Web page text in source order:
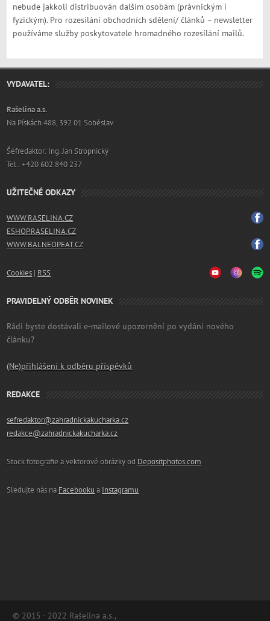
nebude jakkoli distribuován dalším osobám (právnickým i
fyzickým). Pro rozesílání obchodních sdělení/ článků – newsletter
používáme služby poskytovatele hromadného rozesílání mailů.
VYDAVATEL:
Rašelina a.s.
Na Pískách 488, 392 01 Soběslav
Šéfredaktor: Ing. Jan Stropnický
Tel.: +420 602 840 237
UŽITEČNÉ ODKAZY
WWW.RASELINA.CZ
ESHOP.RASELINA.CZ
WWW.BALNEOPEAT.CZ
Cookies | RSS
PRAVIDELNÝ ODBĚR NOVINEK
Rádi byste dostávali e-mailové upozornění po vydání nového
článku?
(Ne)přihlášení k odběru příspěvků
REDAKCE
sefredaktor@zahradnickakucharka.cz
redakce@zahradnickakucharka.cz
Stock fotografie a vektorové obrázky od Depositphotos.com
Sledujte nás na Facebooku a Instagramu
© 2015 - 2022 Rašelina a.s.,